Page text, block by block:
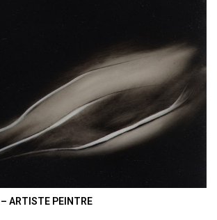
ARTISTE PEINTRE